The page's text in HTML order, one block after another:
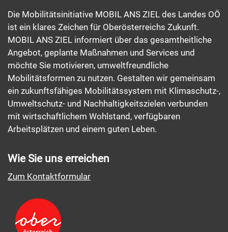
Die Mobilitätsinitiative MOBIL ANS ZIEL des Landes OÖ
ist ein klares Zeichen für Oberösterreichs Zukunft.
MOBIL ANS ZIEL informiert über das gesamtheitliche
Angebot, geplante Maßnahmen und Services und
möchte Sie motivieren, umweltfreundliche
Mobilitätsformen zu nutzen. Gestalten wir gemeinsam
ein zukunftsfähiges Mobilitätssystem mit Klimaschutz-,
Umweltschutz- und Nachhaltigkeitszielen verbunden
mit wirtschaftlichem Wohlstand, verfügbaren
Arbeitsplätzen und einem guten Leben.
Wie Sie uns erreichen
Zum Kontaktformular